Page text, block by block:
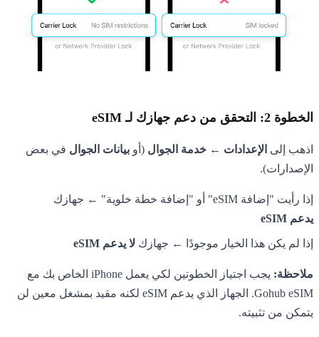
الخطوة 2: التحقق من دعم جهازك لـ eSIM
اذهب إلى الإعدادات ← خدمة الجوال (أو بيانات الجوال في بعض
الإصدارات).
إذا رأيت "إضافة eSIM" أو "إضافة خطة خلوية" ← جهازك
يدعم eSIM
إذا لم يكن هذا الخيار موجودًا ← جهازك لا يدعم eSIM
ملاحظة:
يجب اجتياز الخطوتين لكي يعمل iPhone الخاص بك مع
Gohub eSIM. الجهاز الذي يدعم eSIM لكنه مقيد بمشغل معين لن
يتمكن من تثبيته.